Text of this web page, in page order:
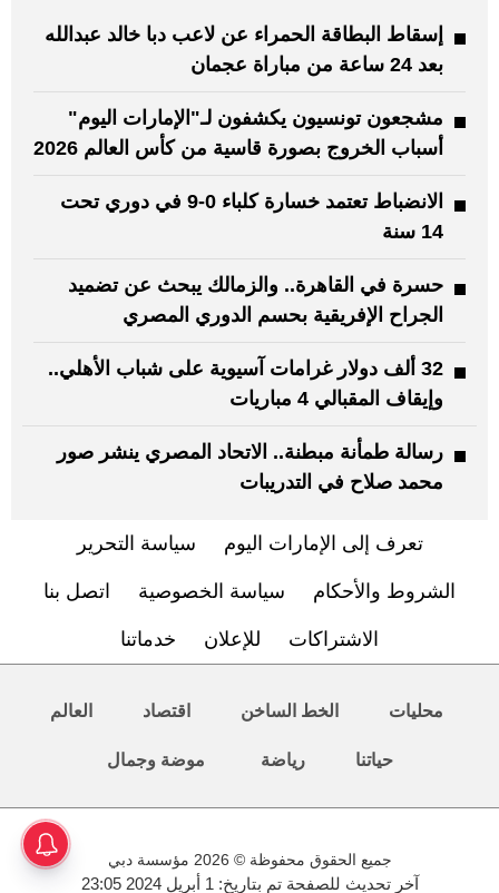
إسقاط البطاقة الحمراء عن لاعب دبا خالد عبدالله
بعد 24 ساعة من مباراة عجمان
مشجعون تونسيون يكشفون لـ"الإمارات اليوم"
أسباب الخروج بصورة قاسية من كأس العالم 2026
الانضباط تعتمد خسارة كلباء 0-9 في دوري تحت
14 سنة
حسرة في القاهرة.. والزمالك يبحث عن تضميد
الجراح الإفريقية بحسم الدوري المصري
32 ألف دولار غرامات آسيوية على شباب الأهلي..
وإيقاف المقبالي 4 مباريات
رسالة طمأنة مبطنة.. الاتحاد المصري ينشر صور
محمد صلاح في التدريبات
تعرف إلى الإمارات اليوم سياسة التحرير
الشروط والأحكام سياسة الخصوصية اتصل بنا
الاشتراكات للإعلان خدماتنا
محليات الخط الساخن اقتصاد العالم
حياتنا رياضة موضة وجمال
جميع الحقوق محفوظة © 2026 مؤسسة دبي
آخر تحديث للصفحة تم بتاريخ: 1 أبريل 2024 23:05